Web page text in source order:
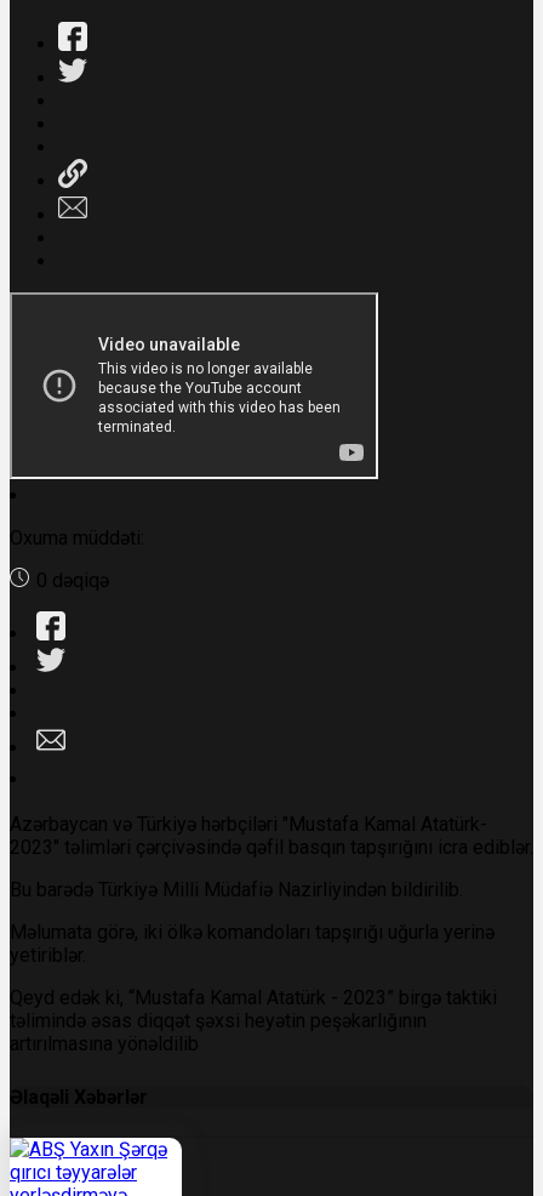
Oxuma müddəti:
0 dəqiqə
Azərbaycan və Türkiyə hərbçiləri "Mustafa Kamal Atatürk-
2023" təlimləri çərçivəsində qəfil basqın tapşırığını icra ediblər.
Bu barədə Türkiyə Milli Müdafiə Nazirliyindən bildirilib.
Məlumata görə, iki ölkə komandoları tapşırığı uğurla yerinə
yetiriblər.
Qeyd edək ki, “Mustafa Kamal Atatürk - 2023” birgə taktiki
təlimində əsas diqqət şəxsi heyətin peşəkarlığının
artırılmasına yönəldilib
Əlaqəli Xəbərlər